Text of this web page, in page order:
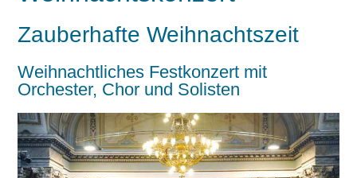
Zauberhafte Weihnachtszeit
Weihnachtliches Festkonzert mit
Orchester, Chor und Solisten